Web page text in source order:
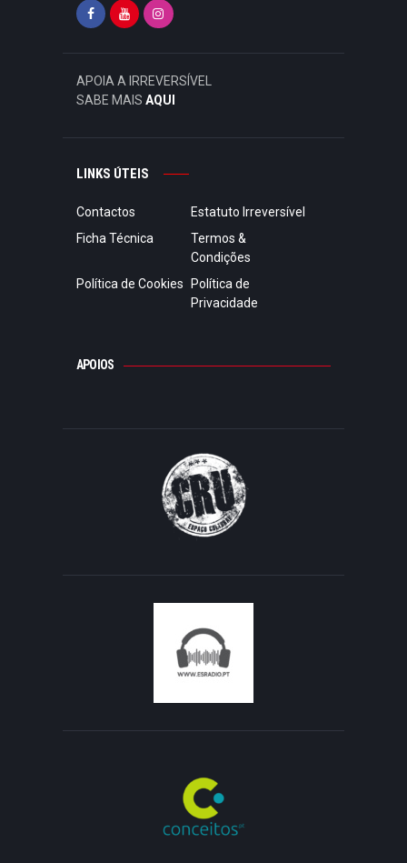
APOIA A IRREVERSÍVEL
SABE MAIS AQUI
LINKS ÚTEIS
Contactos
Estatuto Irreversível
Ficha Técnica
Termos &
Condições
Política de Cookies
Política de
Privacidade
APOIOS